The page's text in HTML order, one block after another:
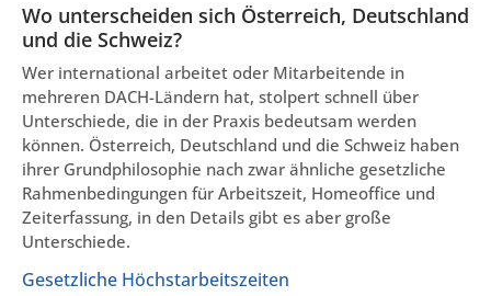
Wo unterscheiden sich Österreich, Deutschland
und die Schweiz?
Wer international arbeitet oder Mitarbeitende in
mehreren DACH-Ländern hat, stolpert schnell über
Unterschiede, die in der Praxis bedeutsam werden
können. Österreich, Deutschland und die Schweiz haben
ihrer Grundphilosophie nach zwar ähnliche gesetzliche
Rahmenbedingungen für Arbeitszeit, Homeoffice und
Zeiterfassung, in den Details gibt es aber große
Unterschiede.
Gesetzliche Höchstarbeitszeiten